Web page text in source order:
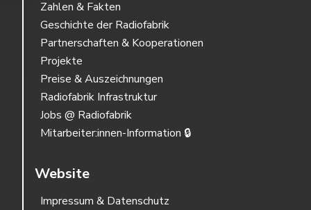
Zahlen & Fakten
Geschichte der Radiofabrik
Partnerschaften & Kooperationen
Projekte
Preise & Auszeichnungen
Radiofabrik Infrastruktur
Jobs @ Radiofabrik
Mitarbeiter:innen-Information 🔒
Website
Impressum & Datenschutz